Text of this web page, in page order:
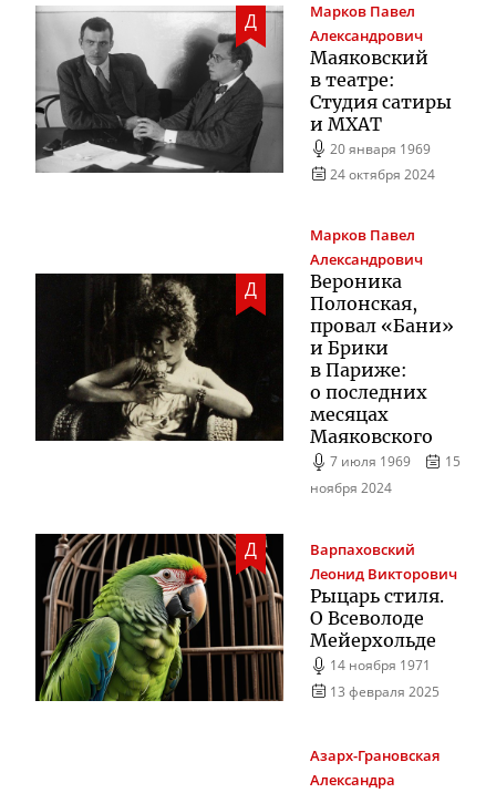
Д Марков Павел
Александрович
Маяковский
в театре:
Студия сатиры
и МХАТ
20 января 1969
24 октября 2024
Д
Марков Павел
Александрович
Вероника
Полонская,
провал «Бани»
и Брики
в Париже:
о последних
месяцах
Маяковского
7 июля 1969
15
ноября 2024
Д
Варпаховский
Леонид Викторович
Рыцарь стиля.
О Всеволоде
Мейерхольде
14 ноября 1971
13 февраля 2025
Азарх-Грановская
Александра